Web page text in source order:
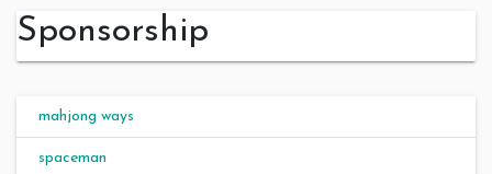
Sponsorship
mahjong ways
spaceman